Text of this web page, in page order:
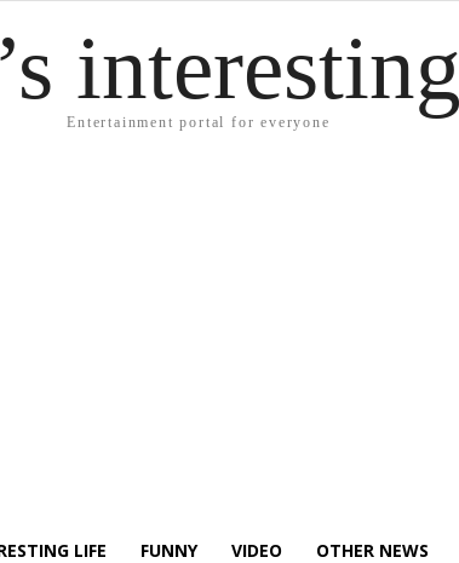
interesting
Entertainment portal for everyone
LIFE FUNNY VIDEO OTHER NEWS